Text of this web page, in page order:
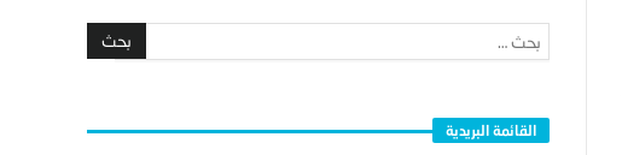
القائمة البريدية